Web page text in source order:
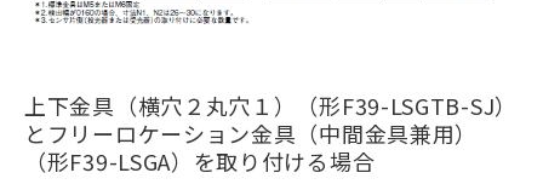
上下金具（横穴２丸穴１）（形F39-LSGTB-SJ）
とフリーロケーション金具（中間金具兼用）
（形F39-LSGA）を取り付ける場合